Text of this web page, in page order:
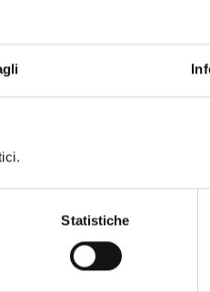
Statistiche
italiana dopo
del Greco